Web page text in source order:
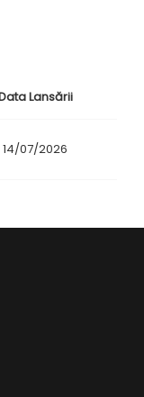
Lansării
14/07/2026